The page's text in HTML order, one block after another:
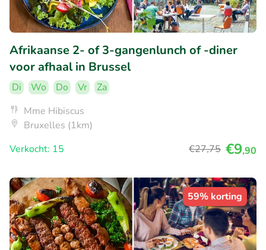
Afrikaanse 2- of 3-gangenlunch of -diner
voor afhaal in Brussel
Di Wo Do Vr
Za
Mme Hibiscus
Bruxelles (1km)
Verkocht: 15
€27,75 €9,90
59% korting